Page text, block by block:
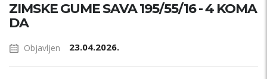
ZIMSKE GUME SAVA 195/55/16 - 4 KOMA
DA
Objavljen 23.04.2026.